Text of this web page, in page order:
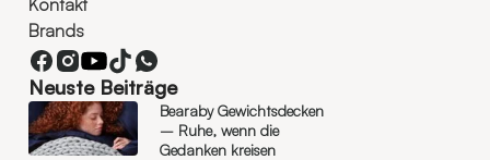
Brands
Neuste Beiträge
Bearaby Gewichtsdecken
– Ruhe, wenn die
Gedanken kreisen